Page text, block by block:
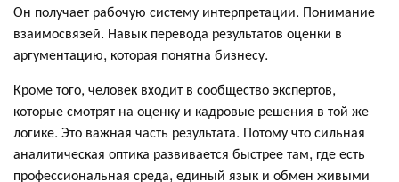
Он получает рабочую систему интерпретации. Понимание
взаимосвязей. Навык перевода результатов оценки в
аргументацию, которая понятна бизнесу.
Кроме того, человек входит в сообщество экспертов,
которые смотрят на оценку и кадровые решения в той же
логике. Это важная часть результата. Потому что сильная
аналитическая оптика развивается быстрее там, где есть
профессиональная среда, единый язык и обмен живыми